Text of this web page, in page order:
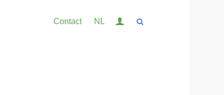
Contact NL Inloggen